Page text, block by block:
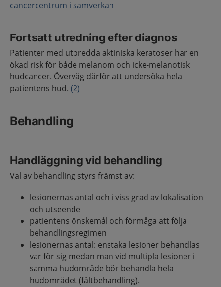
cancercentrum i samverkan
Fortsatt utredning efter diagnos
Patienter med utbredda aktiniska keratoser har en
ökad risk för både melanom och icke-melanotisk
hudcancer. Överväg därför att undersöka hela
patientens hud. (2)
Behandling
Handläggning vid behandling
Val av behandling styrs främst av:
lesionernas antal och i viss grad av lokalisation
och utseende
patientens önskemål och förmåga att följa
behandlingsregimen
lesionernas antal: enstaka lesioner behandlas
var för sig medan man vid multipla lesioner i
samma hudområde bör behandla hela
hudområdet (fältbehandling).